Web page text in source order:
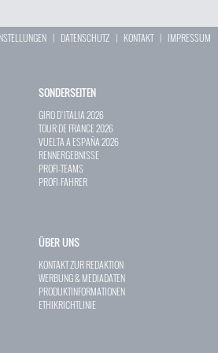
| DATENSCHUTZ | KONTAKT| IMPRESSUM
SONDERSEITEN
GIRO D`ITALIA 2026
TOUR DE FRANCE 2026
VUELTA A ESPAÑA 2026
RENNERGEBNISSE
PROFI-TEAMS
PROFI-FAHRER
ÜBER UNS
KONTAKT ZUR REDAKTION
WERBUNG & MEDIADATEN
PRODUKTINFORMATIONEN
ETHIKRICHTLINIE